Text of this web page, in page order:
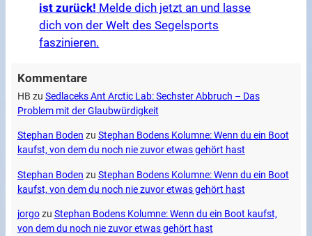
ist zurück! Melde dich jetzt an und lasse
dich von der Welt des Segelsports
faszinieren.
Kommentare
HB zu Sedlaceks Ant Arctic Lab: Sechster Abbruch – Das
Problem mit der Glaubwürdigkeit
Stephan Boden zu Stephan Bodens Kolumne: Wenn du ein Boot
kaufst, von dem du noch nie zuvor etwas gehört hast
Stephan Boden zu Stephan Bodens Kolumne: Wenn du ein Boot
kaufst, von dem du noch nie zuvor etwas gehört hast
jorgozu Stephan Bodens Kolumne: Wenn du ein Boot kaufst,
von dem du noch nie zuvor etwas gehört hast